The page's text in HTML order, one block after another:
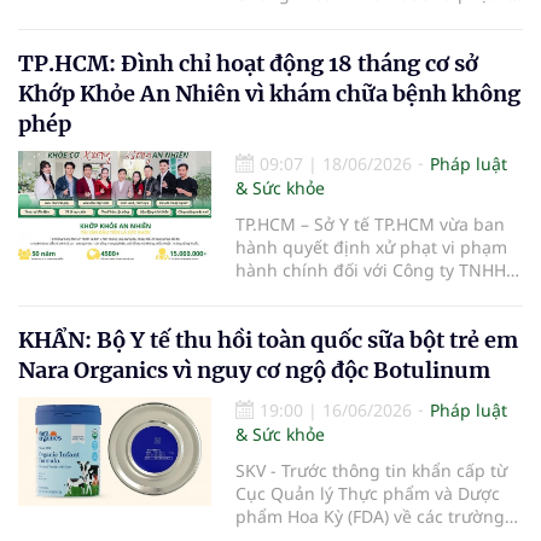
khoán.
TP.HCM: Đình chỉ hoạt động 18 tháng cơ sở
Khớp Khỏe An Nhiên vì khám chữa bệnh không
phép
09:07 | 18/06/2026
Pháp luật
& Sức khỏe
TP.HCM – Sở Y tế TP.HCM vừa ban
hành quyết định xử phạt vi phạm
hành chính đối với Công ty TNHH
vụ khám bệnh, chữa bệnh khi chưa
được cấp giấy phép hoạt động
theo quy định của pháp luật.
KHẨN: Bộ Y tế thu hồi toàn quốc sữa bột trẻ em
Nara Organics vì nguy cơ ngộ độc Botulinum
19:00 | 16/06/2026
Pháp luật
& Sức khỏe
SKV - Trước thông tin khẩn cấp từ
Cục Quản lý Thực phẩm và Dược
phẩm Hoa Kỳ (FDA) về các trường